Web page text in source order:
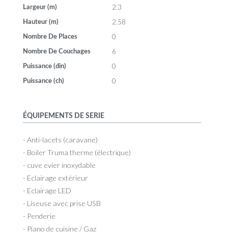
Largeur (m) 2.3
Hauteur (m) 2.58
Nombre De Places 0
Nombre De Couchages 6
Puissance (din) 0
Puissance (ch) 0
ÉQUIPEMENTS DE SERIE
- Anti-lacets (caravane)
- Boiler Truma therme (électrique)
- cuve evier inoxydable
- Eclairage extérieur
- Eclairage LED
- Liseuse avec prise USB
- Penderie
- Piano de cuisine / Gaz